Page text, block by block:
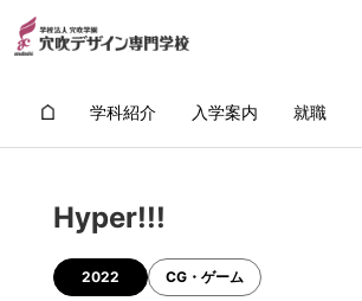
学科紹介 入学案内 就職
Hyper!!!
2022 CG・ゲーム